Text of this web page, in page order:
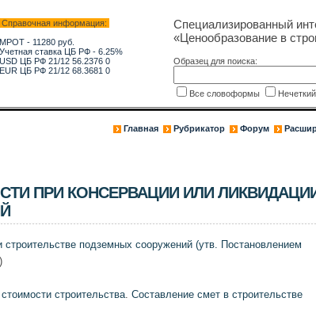
Справочная информация:
МРОТ - 11280 руб.
Учетная ставка ЦБ РФ - 6.25%
USD ЦБ РФ 21/12 56.2376 0
EUR ЦБ РФ 21/12 68.3681 0
Специализированный
«Ценообразование в
Образец для поиска:
Все словоформы
Главная Рубрикатор Форум
ПРИ КОНСЕРВАЦИИ ИЛИ
подземных сооружений (утв. Постановлением
строительства. Составление смет в строительстве